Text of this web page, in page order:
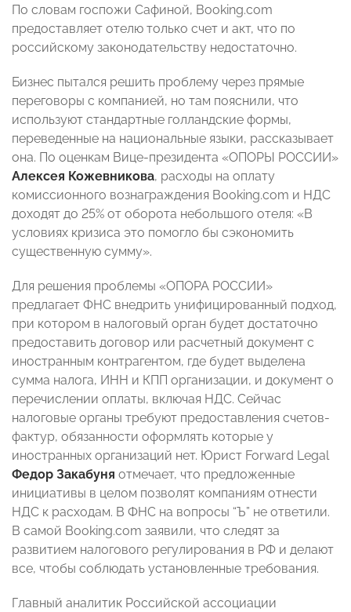
По словам госпожи Сафиной, Booking.com
предоставляет отелю только счет и акт, что по
российскому законодательству недостаточно.
Бизнес пытался решить проблему через прямые
переговоры с компанией, но там пояснили, что
используют стандартные голландские формы,
переведенные на национальные языки, рассказывает
она. По оценкам Вице-президента «ОПОРЫ РОССИИ»
Алексея Кожевникова, расходы на оплату
комиссионного вознаграждения Booking.com и НДС
доходят до 25% от оборота небольшого отеля: «В
условиях кризиса это помогло бы сэкономить
существенную сумму».
Для решения проблемы «ОПОРА РОССИИ»
предлагает ФНС внедрить унифицированный подход,
при котором в налоговый орган будет достаточно
предоставить договор или расчетный документ с
иностранным контрагентом, где будет выделена
сумма налога, ИНН и КПП организации, и документ о
перечислении оплаты, включая НДС. Сейчас
налоговые органы требуют предоставления счетов-
фактур, обязанности оформлять которые у
иностранных организаций нет. Юрист Forward Legal
Федор Закабуня отмечает, что предложенные
инициативы в целом позволят компаниям отнести
НДС к расходам. В ФНС на вопросы “Ъ” не ответили.
В самой Booking.com заявили, что следят за
развитием налогового регулирования в РФ и делают
все, чтобы соблюдать установленные требования.
Главный аналитик Российской ассоциации